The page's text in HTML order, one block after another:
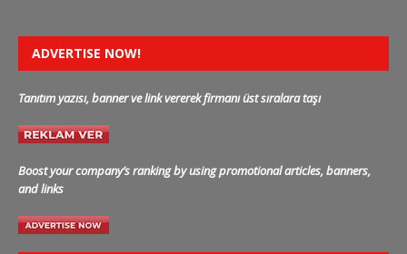
ADVERTISE NOW!
Tanıtım yazısı, banner ve link vererek firmanı üst sıralara taşı
Boost your company’s ranking by using promotional articles, banners,
and links